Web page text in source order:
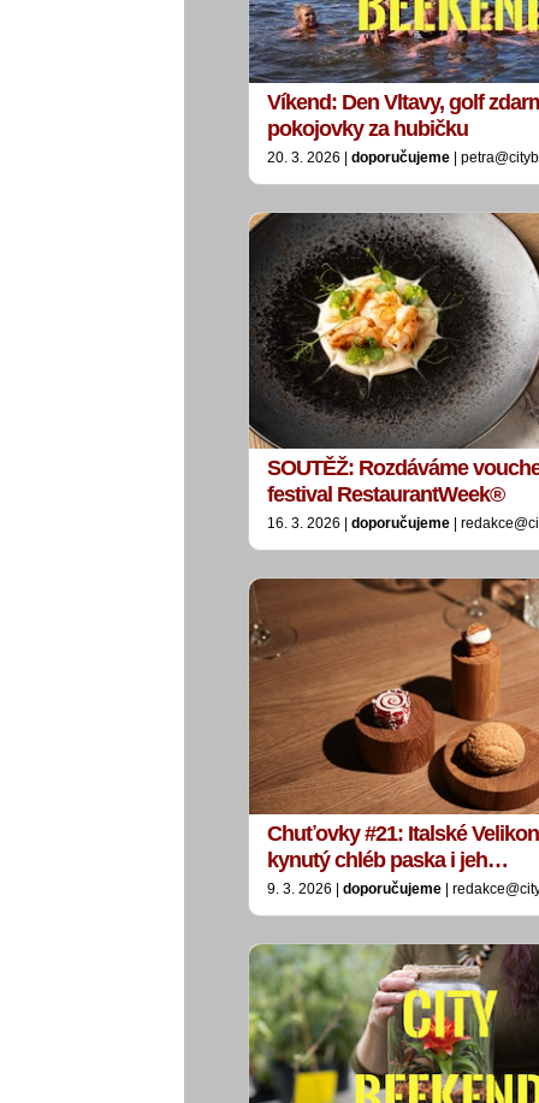
Víkend: Den Vltavy, golf
pokojovky za hubičku
20. 3. 2026 | doporučujeme |
SOUTĚŽ: Rozdáváme
festival RestaurantWeek®
16. 3. 2026 | doporučujeme |
Chuťovky #21: Italské
kynutý chléb paska i jeh…
9. 3. 2026 | doporučujeme |